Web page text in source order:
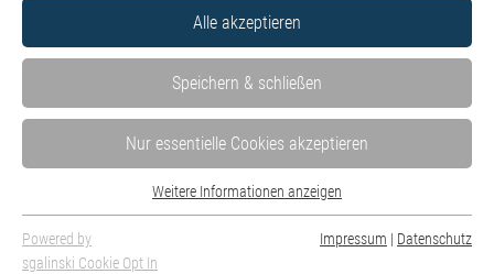
Alle akzeptieren
Speichern & schließen
Nur essentielle Cookies akzeptieren
Essentielle Cookies werden für grundlegende Funktionen der Webseite
benötigt. Dadurch ist gewährleistet, dass die Webseite einwandfrei
Weitere Informationen anzeigen
Powered by
sgalinski Cookie Opt In
Impressum | Datenschutz